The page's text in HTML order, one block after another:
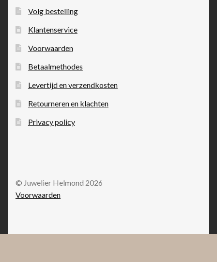
Volg bestelling
Klantenservice
Voorwaarden
Betaalmethodes
Levertijd en verzendkosten
Retourneren en klachten
Privacy policy
© Juwelier Helmond 2026
Voorwaarden